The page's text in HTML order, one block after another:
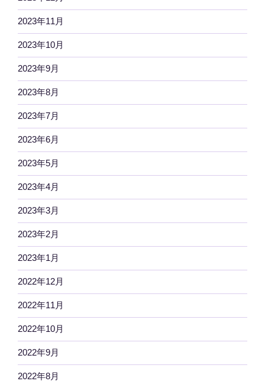
2023年11月
2023年10月
2023年9月
2023年8月
2023年7月
2023年6月
2023年5月
2023年4月
2023年3月
2023年2月
2023年1月
2022年12月
2022年11月
2022年10月
2022年9月
2022年8月